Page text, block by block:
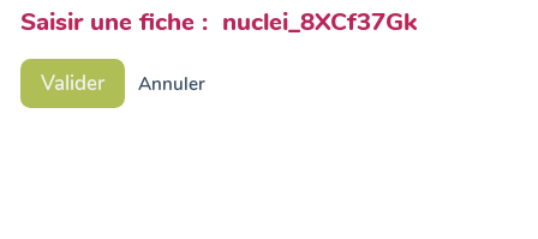
Saisir une fiche : nuclei_8XCf37Gk
Valider Annuler